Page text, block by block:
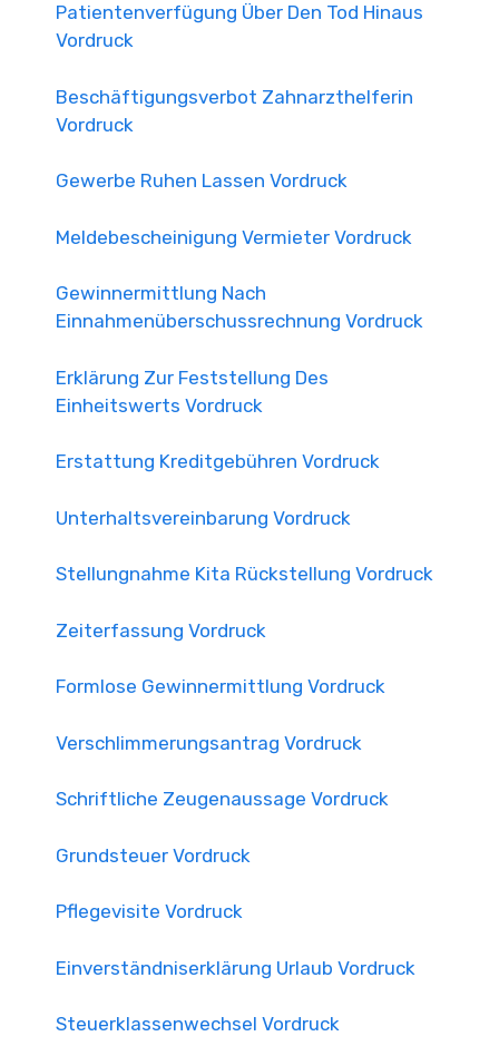
Patientenverfügung Über Den Tod Hinaus
Vordruck
Beschäftigungsverbot Zahnarzthelferin
Vordruck
Gewerbe Ruhen Lassen Vordruck
Meldebescheinigung Vermieter Vordruck
Gewinnermittlung Nach
Einnahmenüberschussrechnung Vordruck
Erklärung Zur Feststellung Des
Einheitswerts Vordruck
Erstattung Kreditgebühren Vordruck
Unterhaltsvereinbarung Vordruck
Stellungnahme Kita Rückstellung Vordruck
Zeiterfassung Vordruck
Formlose Gewinnermittlung Vordruck
Verschlimmerungsantrag Vordruck
Schriftliche Zeugenaussage Vordruck
Grundsteuer Vordruck
Pflegevisite Vordruck
Einverständniserklärung Urlaub Vordruck
Steuerklassenwechsel Vordruck